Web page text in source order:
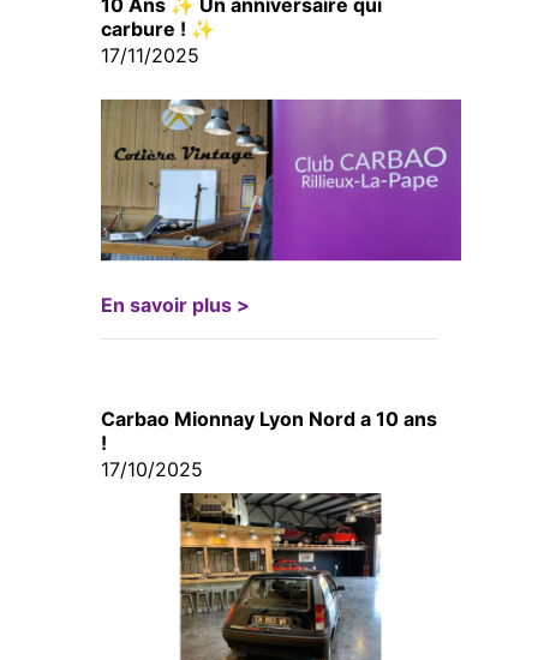
10 Ans ✨ Un anniversaire qui
carbure ! ✨
17/11/2025
En savoir plus >
Carbao Mionnay Lyon Nord a 10 ans
!
17/10/2025